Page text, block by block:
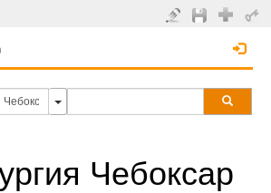
Чебоксар